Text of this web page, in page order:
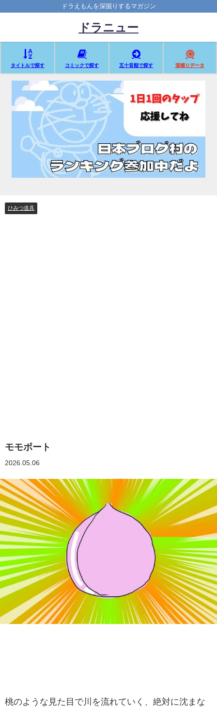
ドラえもんを深掘りするマガジン
ドラニュー
タイトルで探す コミックで探す 五十音順で探す 深堀りデータ
ひみつ道具
モモボート
2026.05.06
桃のような見た目で川を流れていく、絶対に沈まな